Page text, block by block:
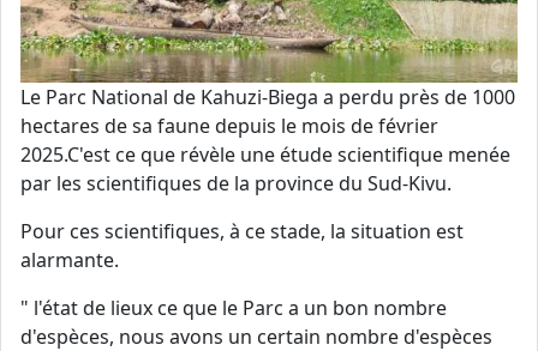
Le Parc National de Kahuzi-Biega a perdu près de 1000
hectares de sa faune depuis le mois de février
2025.C'est ce que révèle une étude scientifique menée
par les scientifiques de la province du Sud-Kivu.
Pour ces scientifiques, à ce stade, la situation est
alarmante.
" l'état de lieux ce que le Parc a un bon nombre
d'espèces, nous avons un certain nombre d'espèces